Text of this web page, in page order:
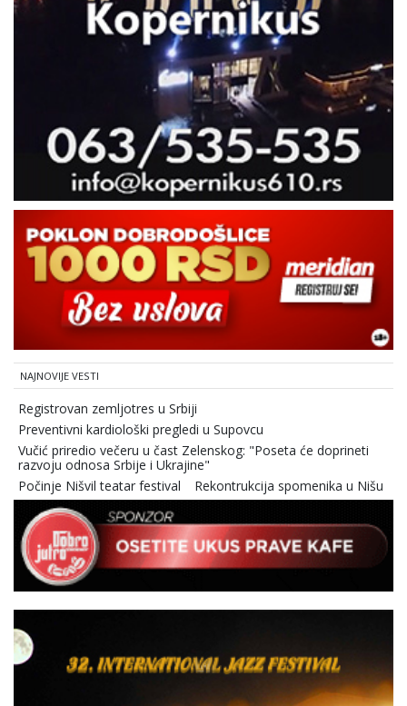
NAJNOVIJE VESTI
Registrovan zemljotres u Srbiji
Preventivni kardiološki pregledi u Supovcu
Vučić priredio večeru u čast Zelenskog: "Poseta će doprineti
razvoju odnosa Srbije i Ukrajine"
Počinje Nišvil teatar festival
Rekontrukcija spomenika u Nišu